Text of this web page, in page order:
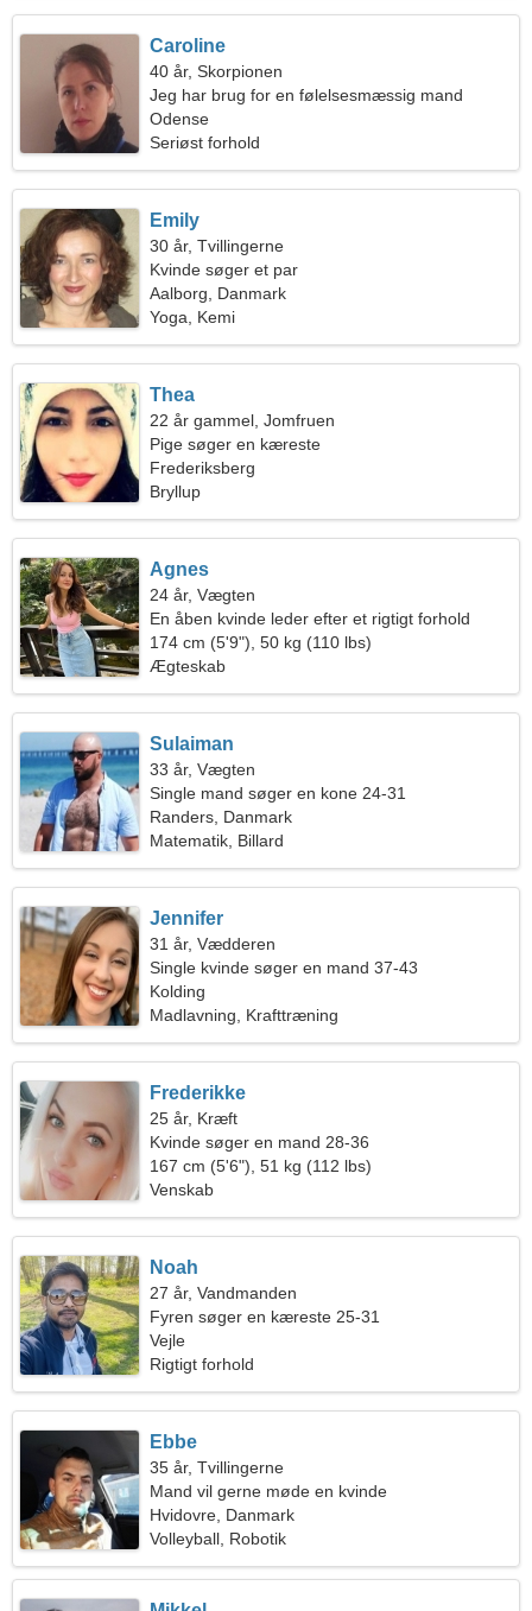
Caroline
40 år, Skorpionen
Jeg har brug for en følelsesmæssig mand
Odense
Seriøst forhold
Emily
30 år, Tvillingerne
Kvinde søger et par
Aalborg, Danmark
Yoga, Kemi
Thea
22 år gammel, Jomfruen
Pige søger en kæreste
Frederiksberg
Bryllup
Agnes
24 år, Vægten
En åben kvinde leder efter et rigtigt forhold
174 cm (5'9"), 50 kg (110 lbs)
Ægteskab
Sulaiman
33 år, Vægten
Single mand søger en kone 24-31
Randers, Danmark
Matematik, Billard
Jennifer
31 år, Vædderen
Single kvinde søger en mand 37-43
Kolding
Madlavning, Krafttræning
Frederikke
25 år, Kræft
Kvinde søger en mand 28-36
167 cm (5'6"), 51 kg (112 lbs)
Venskab
Noah
27 år, Vandmanden
Fyren søger en kæreste 25-31
Vejle
Rigtigt forhold
Ebbe
35 år, Tvillingerne
Mand vil gerne møde en kvinde
Hvidovre, Danmark
Volleyball, Robotik